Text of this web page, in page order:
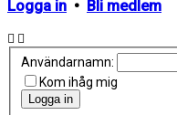
Logga in • Bli medlem
Användarnamn:
Kom ihåg mig